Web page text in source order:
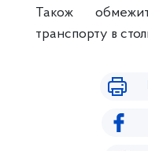
Також
транспорту в